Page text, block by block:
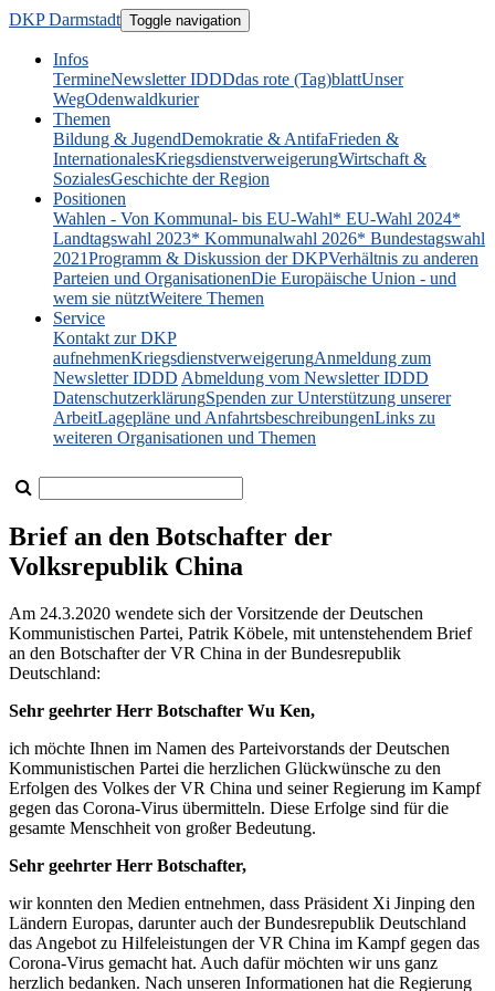
DKP Darmstadt Toggle navigation
Infos
TermineNewsletter IDDDdas rote (Tag)blattUnser
WegOdenwaldkurier
Themen
Bildung & JugendDemokratie & AntifaFrieden &
InternationalesKriegsdienstverweigerungWirtschaft &
SozialesGeschichte der Region
Positionen
Wahlen - Von Kommunal- bis EU-Wahl* EU-Wahl 2024*
Landtagswahl 2023* Kommunalwahl 2026* Bundestagswahl
2021Programm & Diskussion der DKPVerhältnis zu anderen
Parteien und OrganisationenDie Europäische Union - und
wem sie nütztWeitere Themen
Service
Kontakt zur DKP
aufnehmenKriegsdienstverweigerungAnmeldung zum
Newsletter IDDD Abmeldung vom Newsletter IDDD
DatenschutzerklärungSpenden zur Unterstützung unserer
ArbeitLagepläne und AnfahrtsbeschreibungenLinks zu
weiteren Organisationen und Themen
Brief an den Botschafter der
Volksrepublik China
Am 24.3.2020 wendete sich der Vorsitzende der Deutschen
Kommunistischen Partei, Patrik Köbele, mit untenstehendem Brief
an den Botschafter der VR China in der Bundesrepublik
Deutschland:
Sehr geehrter Herr Botschafter Wu Ken,
ich möchte Ihnen im Namen des Parteivorstands der Deutschen
Kommunistischen Partei die herzlichen Glückwünsche zu den
Erfolgen des Volkes der VR China und seiner Regierung im Kampf
gegen das Corona-Virus übermitteln. Diese Erfolge sind für die
gesamte Menschheit von großer Bedeutung.
Sehr geehrter Herr Botschafter,
wir konnten den Medien entnehmen, dass Präsident Xi Jinping den
Ländern Europas, darunter auch der Bundesrepublik Deutschland
das Angebot zu Hilfeleistungen der VR China im Kampf gegen das
Corona-Virus gemacht hat. Auch dafür möchten wir uns ganz
herzlich bedanken. Nach unseren Informationen hat die Regierung